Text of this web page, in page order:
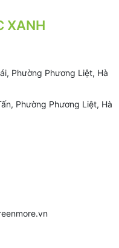
XANH
Phường Phương Liệt, Hà
Phường Phương Liệt, Hà